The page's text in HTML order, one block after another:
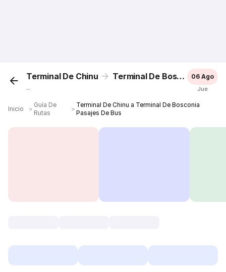
Terminal De Chinu Terminal De Bosconia
...
06 Ago
Jue
Inicio ＞
Guía De
Rutas
＞
Terminal De Chinu a Terminal De Bosconia
Pasajes De Bus